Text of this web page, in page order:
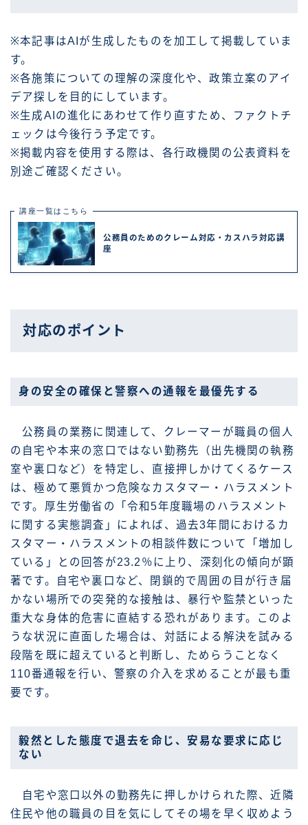
※本記事はAIが生成したものを加工して掲載していま
す。
※各施策についての理解の深度化や、政策立案のアイ
デア探しを目的にしています。
※生成AIの進化にあわせて作り直すため、ファクトチ
ェックは今後行う予定です。
※掲載内容を使用する際は、各行政機関の公表資料を
別途ご確認ください。
講座一覧はこちら
公務員のためのクレーム対応・カスハラ対応講
座
対応のポイント
身の安全の確保と警察への通報を最優先する
公務員の業務に関連して、クレーマーが職員の個人
の自宅や本来の窓口ではない勤務先（出先機関の執務
室や裏口など）を特定し、直接押しかけてくるケース
は、極めて悪質かつ危険なカスタマー・ハラスメント
です。厚生労働省の「令和5年度職場のハラスメント
に関する実態調査」によれば、過去3年間におけるカ
スタマー・ハラスメントの相談件数について「増加し
ている」との回答が23.2％に上り、深刻化の傾向が顕
著です。自宅や裏口など、閉鎖的で周囲の目が行き届
かない場所での突発的な接触は、暴行や監禁といった
重大な身体的危害に直結する恐れがあります。このよ
うな状況に直面した場合は、対話による解決を試みる
段階を既に超えていると判断し、ためらうことなく
110番通報を行い、警察の介入を求めることが最も重
要です。
毅然とした態度で退去を命じ、安易な要求に応じ
ない
自宅や窓口以外の勤務先に押しかけられた際、近隣
住民や他の職員の目を気にしてその場を早く収めよう